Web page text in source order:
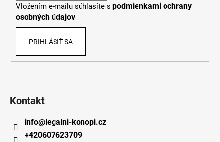
Vložením e-mailu súhlasíte s podmienkami ochrany
osobných údajov
PRIHLÁSIŤ SA
Kontakt
info@legalni-konopi.cz
+420607623709